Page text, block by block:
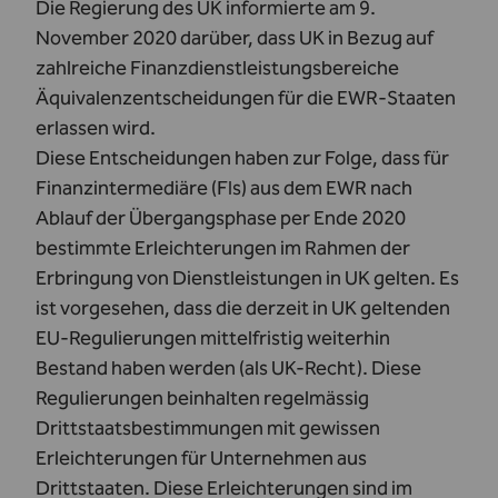
Die Regierung des UK informierte am 9.
November 2020 darüber, dass UK in Bezug auf
zahlreiche Finanzdienstleistungsbereiche
Äquivalenzentscheidungen für die EWR-Staaten
erlassen wird.
Diese Entscheidungen haben zur Folge, dass für
Finanzintermediäre (FIs) aus dem EWR nach
Ablauf der Übergangsphase per Ende 2020
bestimmte Erleichterungen im Rahmen der
Erbringung von Dienstleistungen in UK gelten. Es
ist vorgesehen, dass die derzeit in UK geltenden
EU-Regulierungen mittelfristig weiterhin
Bestand haben werden (als UK-Recht). Diese
Regulierungen beinhalten regelmässig
Drittstaatsbestimmungen mit gewissen
Erleichterungen für Unternehmen aus
Drittstaaten. Diese Erleichterungen sind im